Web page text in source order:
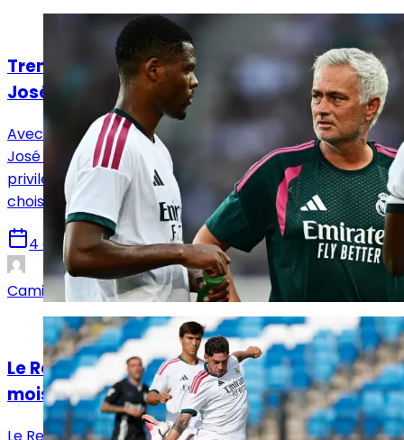
Trent ou Dumfries : le choix de luxe pour
José Mourinho
Avec deux latéraux de classe mondiale à sa disposition,
José Mourinho peut s’estimer particulièrement
privilégié mais va également se tirer les cheveux pour
choisir son titulaire.
4 août 2026
Camille Santos
Analyses
Le Real Madrid monte en puissance avant le
mois d’août